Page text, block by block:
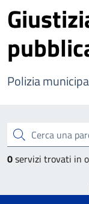
Polizia
Cerca una parola
0servizi trovati in